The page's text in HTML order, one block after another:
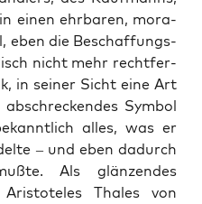
einen ehr­ba­ren, mora­
eben die Beschaf­fungs­
nicht mehr recht­fer­
in sei­ner Sicht eine Art
Sym­bol
alles, was er
– und eben dadurch
Als glän­zen­des
Aris­to­te­les Tha­les von